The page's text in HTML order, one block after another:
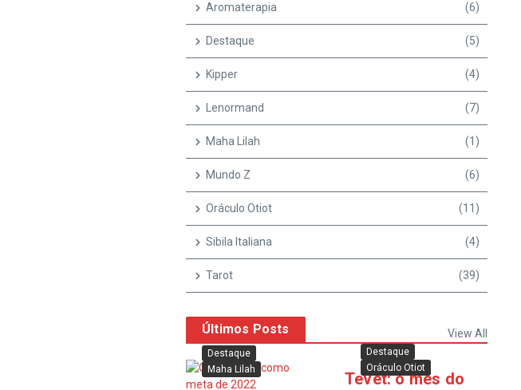
Aromaterapia (6)
Destaque (5)
Kipper (4)
Lenormand (7)
Maha Lilah (1)
Mundo Z (6)
Oráculo Otiot (11)
Sibila Italiana (4)
Tarot (39)
Últimos Posts View All
Destaque
Maha Lilah
Destaque
Oráculo Otiot
Tevet: o mês do